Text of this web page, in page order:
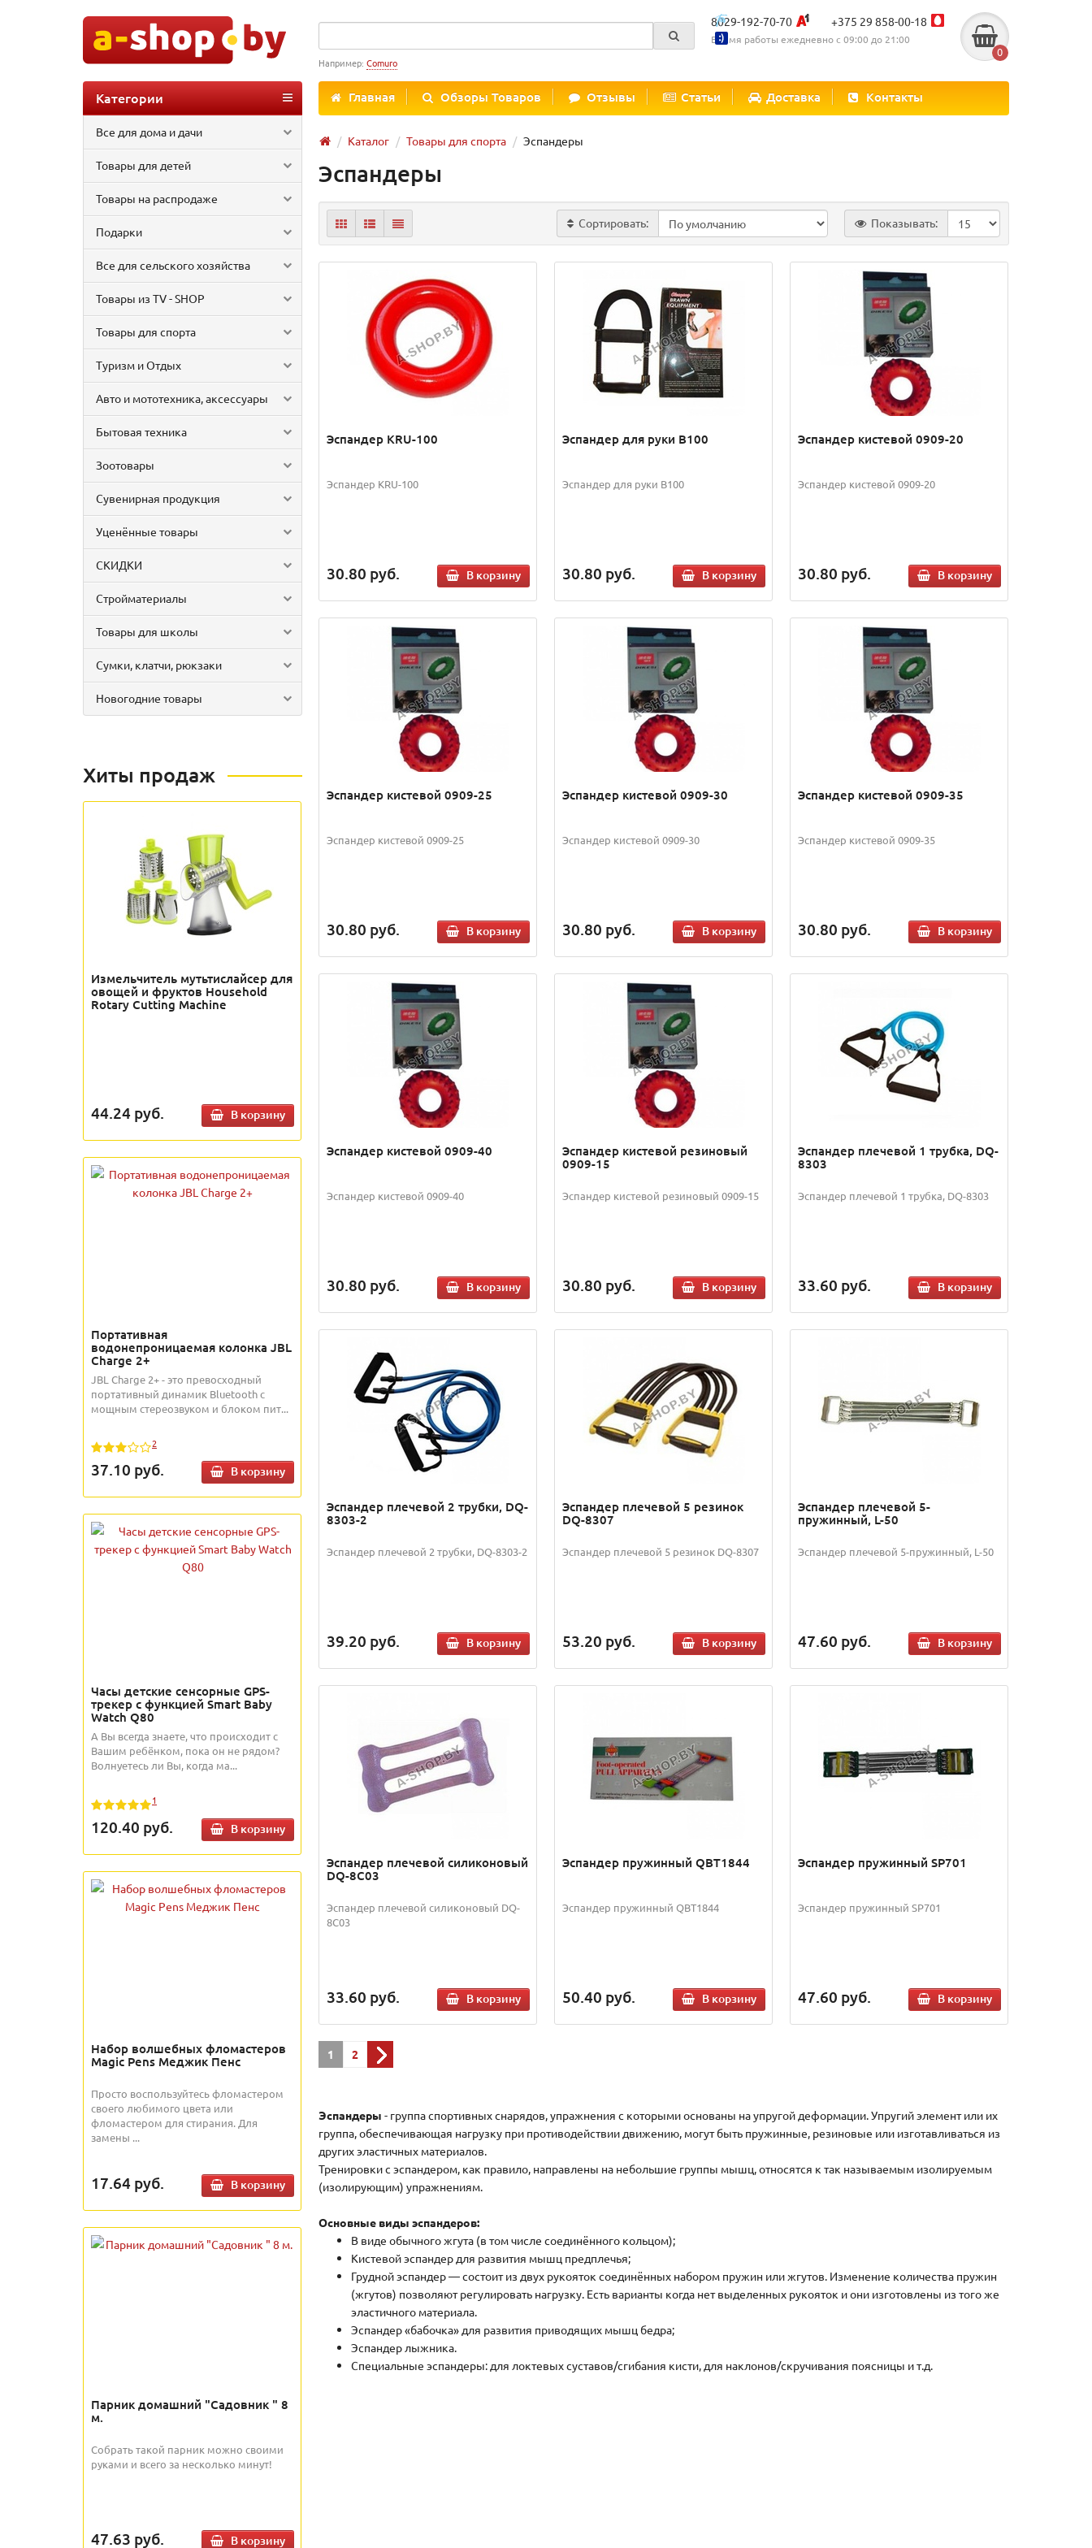
8029-192-70-70 +375 29 858-00-18
Время работы ежедневно с 09:00 до 21:00
0
Например: Comuro
Главная Обзоры Товаров Отзывы Статьи Доставка Контакты
Категории
Все для дома и дачи
Товары для детей
Товары на распродаже
Подарки
Все для сельского хозяйства
Товары из TV - SHOP
Товары для спорта
Туризм и Отдых
Авто и мототехника, аксессуары
Бытовая техника
Зоотовары
Сувенирная продукция
Уценённые товары
СКИДКИ
Стройматериалы
Товары для школы
Сумки, клатчи, рюкзаки
Новогодние товары
Каталог Товары для спорта Эспандеры
Хиты продаж
Измельчитель мутьтислайсер для
овощей и фруктов Household
Rotary Cutting Machine
44.24 руб. В корзину
Портативная
водонепроницаемая колонка JBL
Charge 2+
JBL Charge 2+ - это превосходный
портативный динамик Bluetooth с
мощным стереозвуком и блоком пит...
2
37.10 руб. В корзину
Часы детские сенсорные GPS-
трекер с функцией Smart Baby
Watch Q80
А Вы всегда знаете, что происходит с
Вашим ребёнком, пока он не рядом?
Волнуетесь ли Вы, когда ма...
1
120.40 руб. В корзину
Набор волшебных фломастеров
Magic Pens Меджик Пенс
Просто воспользуйтесь фломастером
своего любимого цвета или
фломастером для стирания. Для
замены ...
17.64 руб. В корзину
Парник домашний "Садовник " 8
м.
Собрать такой парник можно своими
руками и всего за несколько минут!
47.63 руб. В корзину
Эспандеры
Сортировать: Показывать:
Эспандер KRU-100
Эспандер KRU-100
30.80 руб. В корзину
Эспандер для руки B100
Эспандер для руки B100
30.80 руб. В корзину
Эспандер кистевой 0909-20
Эспандер кистевой 0909-20
30.80 руб. В корзину
Эспандер кистевой 0909-25
Эспандер кистевой 0909-25
30.80 руб. В корзину
Эспандер кистевой 0909-30
Эспандер кистевой 0909-30
30.80 руб. В корзину
Эспандер кистевой 0909-35
Эспандер кистевой 0909-35
30.80 руб. В корзину
Эспандер кистевой 0909-40
Эспандер кистевой 0909-40
30.80 руб. В корзину
Эспандер кистевой резиновый
0909-15
Эспандер кистевой резиновый 0909-15
30.80 руб. В корзину
Эспандер плечевой 1 трубка, DQ-
8303
Эспандер плечевой 1 трубка, DQ-8303
33.60 руб. В корзину
Эспандер плечевой 2 трубки, DQ-
8303-2
Эспандер плечевой 2 трубки, DQ-8303-2
39.20 руб. В корзину
Эспандер плечевой 5 резинок
DQ-8307
Эспандер плечевой 5 резинок DQ-8307
53.20 руб. В корзину
Эспандер плечевой 5-
пружинный, L-50
Эспандер плечевой 5-пружинный, L-50
47.60 руб. В корзину
Эспандер плечевой силиконовый
DQ-8C03
Эспандер плечевой силиконовый DQ-
8C03
33.60 руб. В корзину
Эспандер пружинный QBT1844
Эспандер пружинный QBT1844
50.40 руб. В корзину
Эспандер пружинный SP701
Эспандер пружинный SP701
47.60 руб. В корзину
1 2
Эспандеры - группа спортивных снарядов, упражнения с которыми основаны на упругой деформации. Упругий элемент или их
группа, обеспечивающая нагрузку при противодействии движению, могут быть пружинные, резиновые или изготавливаться из
других эластичных материалов.
Тренировки с эспандером, как правило, направлены на небольшие группы мышц, относятся к так называемым изолируемым
(изолирующим) упражнениям.
Основные виды эспандеров:
В виде обычного жгута (в том числе соединённого кольцом);
Кистевой эспандер для развития мышц предплечья;
Грудной эспандер — состоит из двух рукояток соединённых набором пружин или жгутов. Изменение количества пружин
(жгутов) позволяют регулировать нагрузку. Есть варианты когда нет выделенных рукояток и они изготовлены из того же
эластичного материала.
Эспандер «бабочка» для развития приводящих мышц бедра;
Эспандер лыжника.
Специальные эспандеры: для локтевых суставов/сгибания кисти, для наклонов/скручивания поясницы и т.д.